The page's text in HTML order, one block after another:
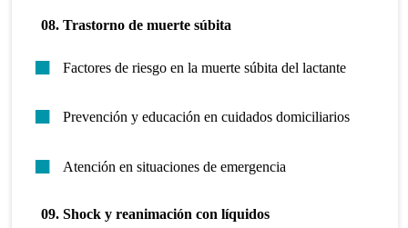
08. Trastorno de muerte súbita
Factores de riesgo en la muerte súbita del lactante
Prevención y educación en cuidados domiciliarios
Atención en situaciones de emergencia
09. Shock y reanimación con líquidos